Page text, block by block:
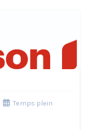
Temps plein